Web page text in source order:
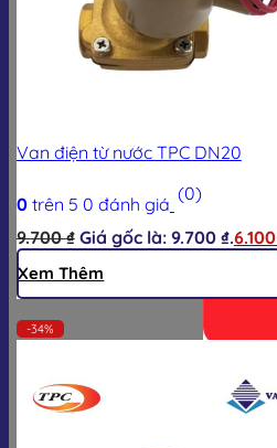
Van điện từ nước TPC DN20
0trên 5 0 đánh giá (0)
9.700₫ Giá gốc là: 9.700 ₫.6.100
Xem Thêm
-34%